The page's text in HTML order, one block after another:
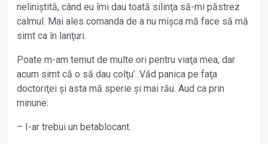
neliniștită, când eu îmi dau toată silinţa să-mi păstrez
calmul. Mai ales comanda de a nu mișca mă face să mă
simt ca în lanţuri.
Poate m-am temut de multe ori pentru viaţa mea, dar
acum simt că o să dau colţu’. Văd panica pe faţa
doctoriţei și asta mă sperie și mai rău. Aud ca prin
minune:
– I-ar trebui un betablocant.